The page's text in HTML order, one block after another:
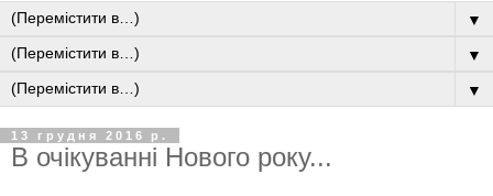
▼
▼
▼
13 грудня 2016 р.
В очікуванні Нового року...